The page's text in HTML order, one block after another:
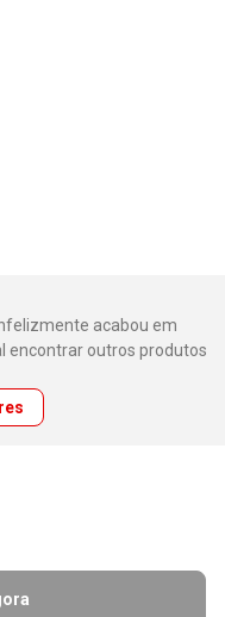
acabou em
encontrar outros produtos